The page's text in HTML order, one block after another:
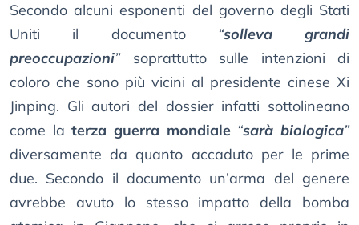
Secondo alcuni esponenti del governo degli Stati
Uniti il documento “solleva grandi
preoccupazioni”soprattutto sulle intenzioni di
coloro che sono più vicini al presidente cinese Xi
Jinping. Gli autori del dossier infatti sottolineano
come laterza guerra mondiale “sarà biologica”
diversamente da quanto accaduto per le prime
due. Secondo il documento un’arma del genere
avrebbe avuto lo stesso impatto della bomba